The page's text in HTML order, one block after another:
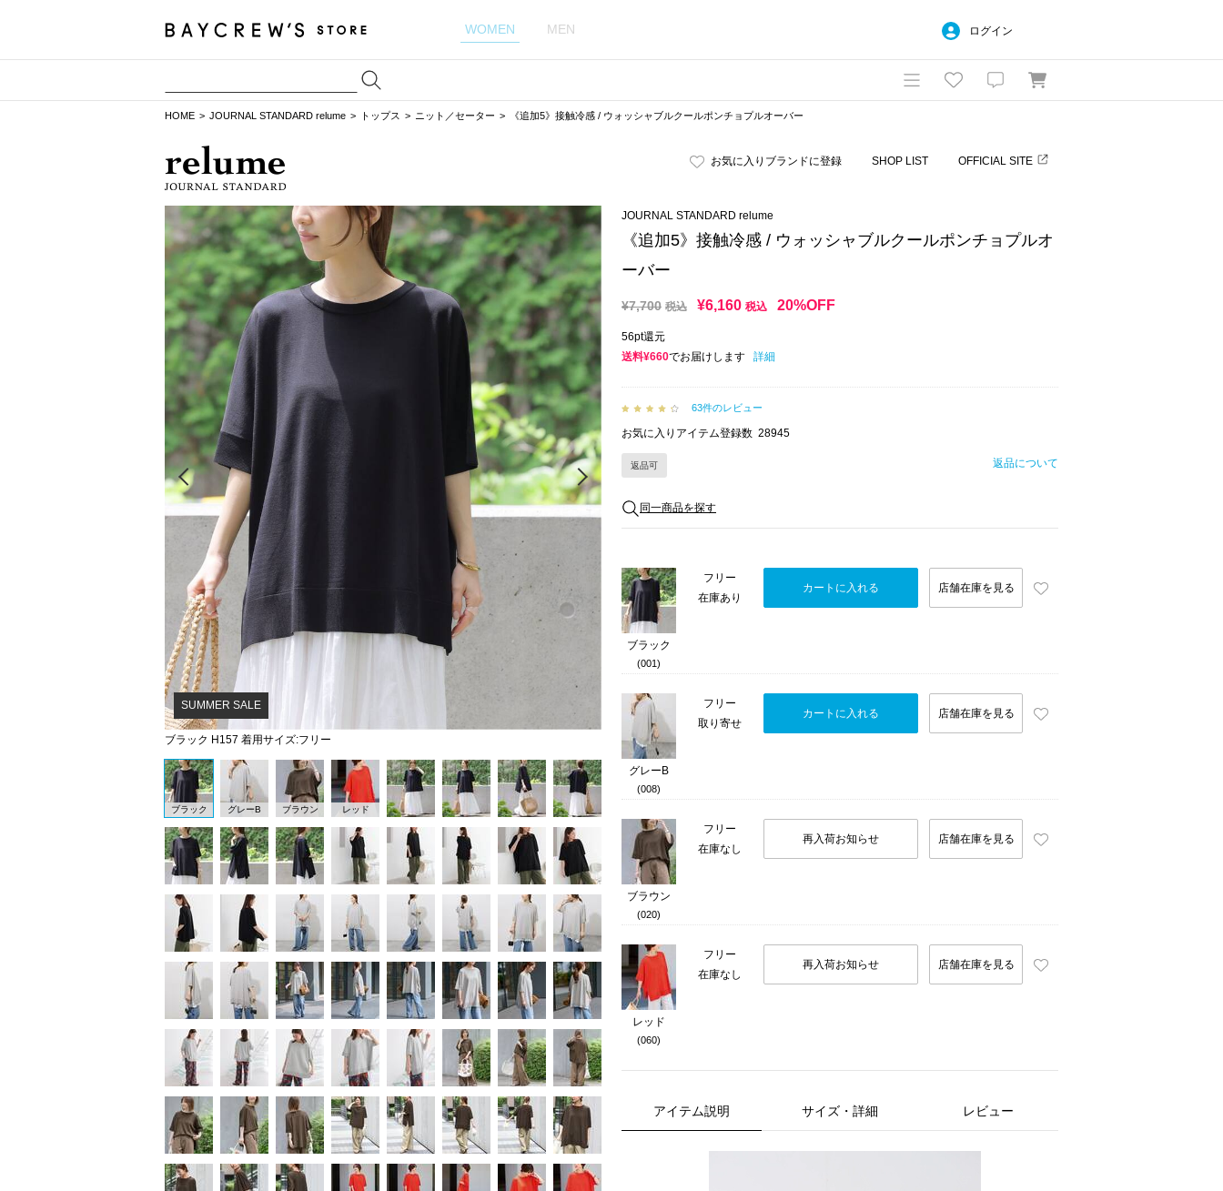
WOMEN MEN ログイン
HOME JOURNAL STANDARD relume トップス ニット／セーター 《追加5》接触冷感 / ウォッシャブルクールポンチョプルオーバー
お気に入りブランドに登録 SHOP LIST OFFICIAL SITE
ブラック H157 着用サイズ:フリー
Prev
SUMMER SALE
ブラック グレーB ブラウン レッド
JOURNAL STANDARD relume
《追加5》接触冷感 / ウォッシャブルクールポンチョプルオ
ーバー
¥7,700 税込 ¥6,160 税込 20%OFF
56pt還元
送料¥660でお届けします 詳細
63件のレビュー
お気に入りアイテム登録数 28945
返品可 返品について
同一商品を探す
ブラック
(001)
フリー
在庫あり
カートに入れる 店舗在庫を見る
グレーB
(008)
フリー
取り寄せ
カートに入れる 店舗在庫を見る
ブラウン
(020)
フリー
在庫なし
再入荷お知らせ 店舗在庫を見る
レッド
(060)
フリー
在庫なし
再入荷お知らせ 店舗在庫を見る
アイテム説明 サイズ・詳細 レビュー